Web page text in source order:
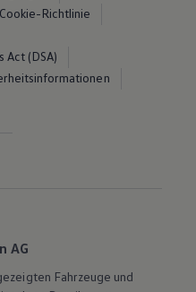
Cookie-Richtlinie
Act (DSA)
AG
Fahrzeuge und